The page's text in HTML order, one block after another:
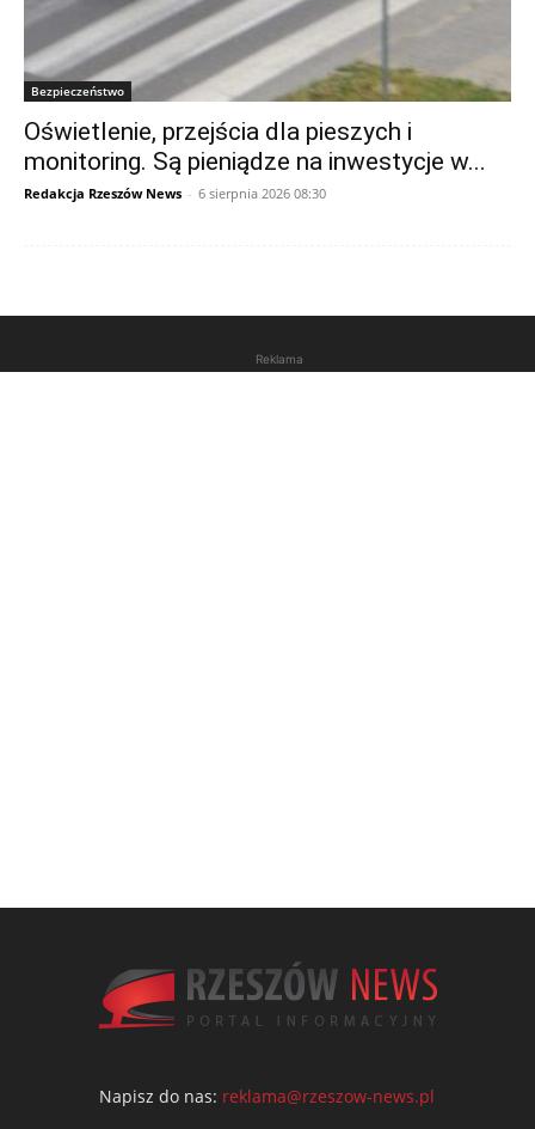
Bezpieczeństwo
Oświetlenie, przejścia dla pieszych i
monitoring. Są pieniądze na inwestycje w...
Redakcja Rzeszów News - 6 sierpnia 2026 08:30
Reklama
Napisz do nas: reklama@rzeszow-news.pl